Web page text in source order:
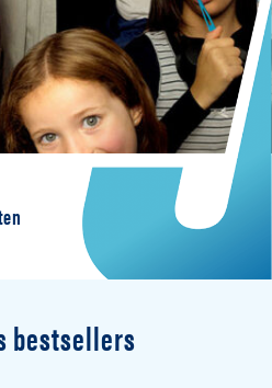
bestsellers